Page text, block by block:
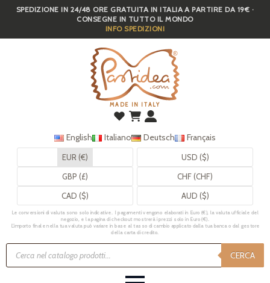
SkipSPEDIZIONE IN 24/48 ORE GRATUITA IN ITALIA A PARTIRE DA 19€ ·
CONSEGNE IN TUTTO IL MONDO
INFO SPEDIZIONI
MADE IN ITALY
English Italiano Deutsch Français
EUR (€)
USD ($)
GBP (£)
CHF (CHF)
CAD ($)
AUD ($)
Le conversioni di valuta sono solo indicative. I pagamenti vengono elaborati in Euro (€), la valuta ufficiale del
negozio, e la pagina di checkout mostrerà i prezzi solo in Euro (€).
L’importo finale nella tua valuta può variare in base al tasso di cambio applicato dalla tua banca o dal gestore
della carta di credito.
Ricerca
prodotti CERCA